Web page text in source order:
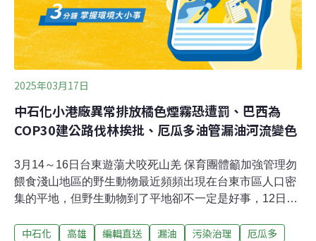
續選商期程陸續釋出。（自由時報報導）
2025年03月17日
中石化小港廠異常排放橘色煙霧恐遭罰、巴西為
COP30建公路伐林挨批、厄瓜多油管漏油河流變色
3月14～16日台東遊蕩犬咬死山羌 保育團體籲加強管理勿
餵食淺山地區的野生動物最近頻頻出現在台東市區人口密
集的平地，但野生動物到了平地卻不一定是好事，12日台
哀嚎聲，13日白天民眾就發現這隻山羌死亡。保育團體呼
中石化 高雄 編輯直送 漏油 污染治理
厄瓜多